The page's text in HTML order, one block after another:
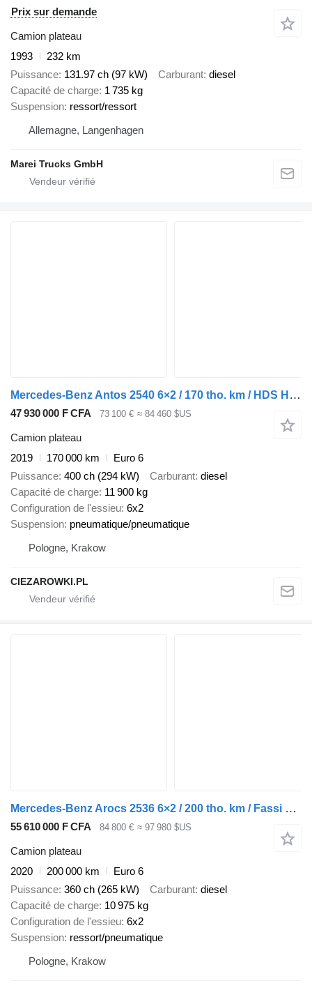
Prix sur demande
Camion plateau
1993
232 km
Puissance 131.97 ch (97 kW) Carburant diesel
Capacité de charge 1 735 kg
Suspension ressort/ressort
Allemagne, Langenhagen
Marei Trucks GmbH
Mercedes-Benz Antos 2540 6×2 / 170 tho. km / HDS HIAB X-Duo 178
47 930 000 F CFA 73 100 € ≈ 84 460 $US
Camion plateau
2019
170 000 km
Euro 6
Puissance 400 ch (294 kW) Carburant diesel
Capacité de charge 11 900 kg
Configuration de l'essieu 6x2
Suspension pneumatique/pneumatique
Pologne, Krakow
CIEZAROWKI.PL
Mercedes-Benz Arocs 2536 6×2 / 200 tho. km / Fassi F195 crane / Rotator / Pilo
55 610 000 F CFA 84 800 € ≈ 97 980 $US
Camion plateau
2020
200 000 km
Euro 6
Puissance 360 ch (265 kW) Carburant diesel
Capacité de charge 10 975 kg
Configuration de l'essieu 6x2
Suspension ressort/pneumatique
Pologne, Krakow